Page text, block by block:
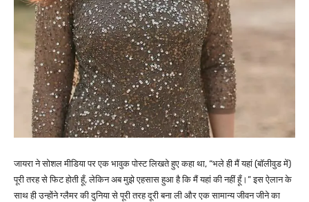
जायरा ने सोशल मीडिया पर एक भावुक पोस्ट लिखते हुए कहा था, “भले ही मैं यहां (बॉलीवुड में)
पूरी तरह से फिट होती हूँ, लेकिन अब मुझे एहसास हुआ है कि मैं यहां की नहीं हूँ।” इस ऐलान के
साथ ही उन्होंने ग्लैमर की दुनिया से पूरी तरह दूरी बना ली और एक सामान्य जीवन जीने का